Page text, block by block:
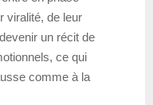
viralité, de leur
un récit de
ce qui
comme à la